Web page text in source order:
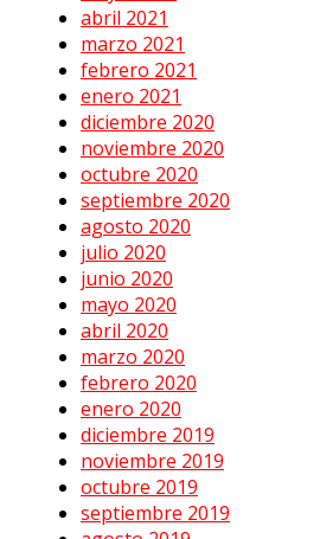
abril 2021
marzo 2021
febrero 2021
enero 2021
diciembre 2020
noviembre 2020
octubre 2020
septiembre 2020
agosto 2020
julio 2020
junio 2020
mayo 2020
abril 2020
marzo 2020
febrero 2020
enero 2020
diciembre 2019
noviembre 2019
octubre 2019
septiembre 2019